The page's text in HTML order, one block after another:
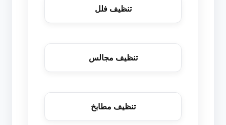
تنظيف فلل
تنظيف مجالس
تنظيف مطابخ